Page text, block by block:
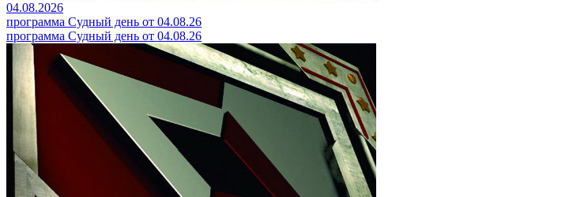
04.08.2026
программа Судный день от 04.08.26
программа Судный день от 04.08.26